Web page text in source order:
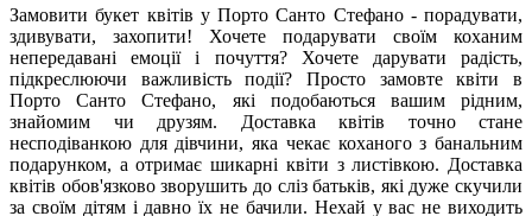
Замовити букет квітів у Порто Санто Стефано - порадувати,
здивувати, захопити! Хочете подарувати своїм коханим
непередавані емоції і почуття? Хочете дарувати радість,
підкреслюючи важливість події? Просто замовте квіти в
Порто Санто Стефано, які подобаються вашим рідним,
знайомим чи друзям. Доставка квітів точно стане
несподіванкою для дівчини, яка чекає коханого з банальним
подарунком, а отримає шикарні квіти з листівкою. Доставка
квітів обов'язково зворушить до сліз батьків, які дуже скучили
за своїм дітям і давно їх не бачили. Нехай у вас не виходить